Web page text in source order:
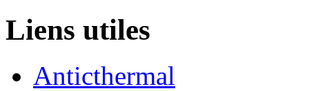
Liens utiles
Anticthermal